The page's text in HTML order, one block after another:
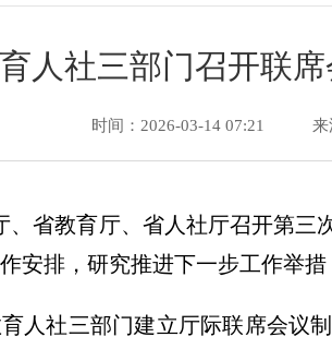
人社三部门召开联
时间：2026-03-14 07:21 来
、省教育厅、省人社厅召开第
安排，研究推进下一步工作举
人社三部门建立厅际联席会议